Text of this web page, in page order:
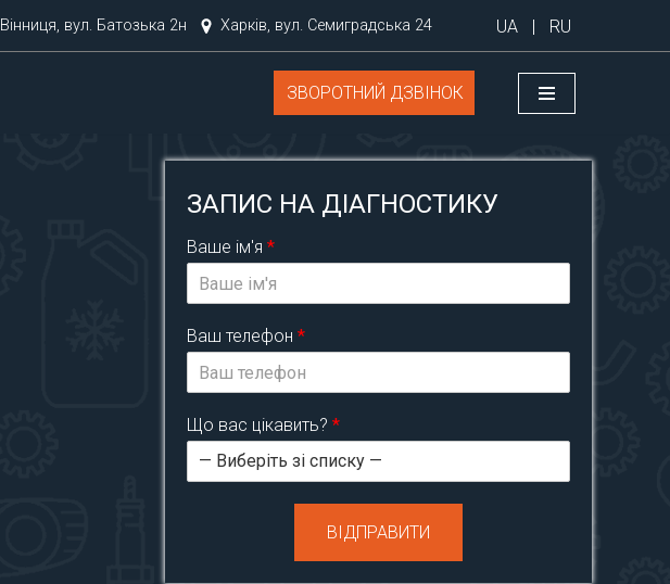
Вінниця, вул. Батозька 2н Харків, вул. Семиградська 24 UA | RU
ЗВОРОТНИЙ ДЗВІНОК
ЗАПИС НА ДІАГНОСТИКУ
Ваше ім'я*
Ваш телефон*
Що вас цікавить?*
ВІДПРАВИТИ